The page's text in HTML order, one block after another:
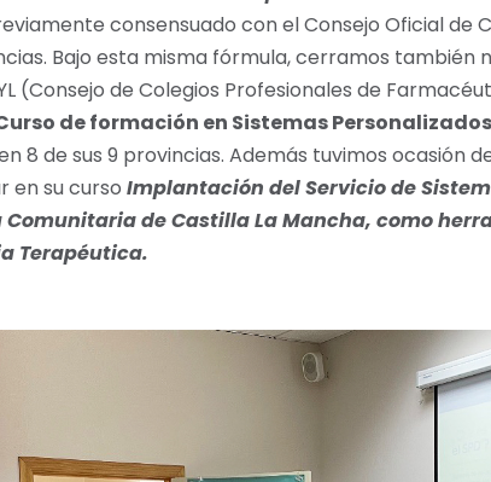
consensuado con el Consejo Oficial de
Bajo esta misma fórmula, cerramos también
(Consejo de Colegios Profesionales de
de formación en Sistemas
8 de sus 9 provincias. Además tuvimos ocasión
en su curso Implantación del Servicio de
de Castilla La Mancha, como
Terapéutica.